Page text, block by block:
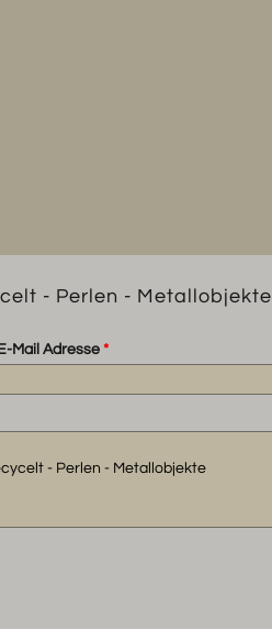
- Perlen - Metallobjekte
E-Mail Adresse*